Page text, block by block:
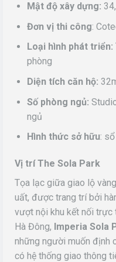
Mật độ xây dựng:
Đơn vị thi công:
Loại hình phát triển:
phòng
Diện tích căn hộ:
Số phòng ngủ:
ngủ
Hình thức sở hữu:
Vị trí The Sola Park
Tọa lạc giữa giao lộ
uất, được trang trí bởi
vượt nội khu kết nối trực
Hà Đông, Imperia Sola
những người muốn định
có hệ thống giao thông